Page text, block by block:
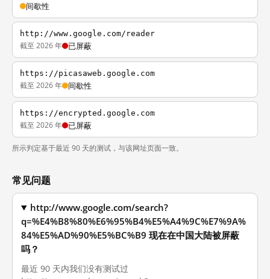
间歇性
http://www.google.com/reader
截至 2026 年 已屏蔽
https://picasaweb.google.com
截至 2026 年 间歇性
https://encrypted.google.com
截至 2026 年 已屏蔽
所示判定基于最近 90 天的测试，与该网址页面一致。
常见问题
http://www.google.com/search?
q=%E4%B8%80%E6%95%B4%E5%A4%9C%E7%9A%
84%E5%AD%90%E5%BC%B9 现在在中国大陆被屏蔽
吗？
最近 90 天内我们没有测试过